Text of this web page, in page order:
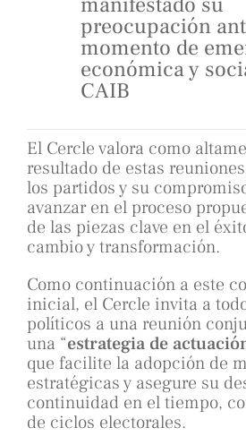
preocupación
momento de
económica y
CAIB
El Cercle valora como
resultado de estas
los partidos y su
avanzar en el proceso
de las piezas clave en el
cambio y transformación.
Como continuación a este
inicial, el Cercle invita a
políticos a una reunión
una “estrategia de
que facilite la adopción de
estratégicas y asegure su
continuidad en el tiempo,
de ciclos electorales.